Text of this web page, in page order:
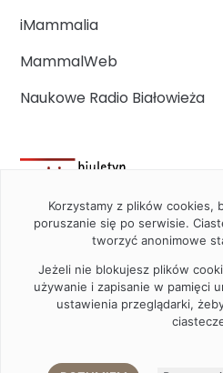
iMammalia
MammalWeb
Naukowe Radio Białowieża
Korzystamy z plików cookies,
poruszanie się po serwisie.
tworzyć anonimowe
Jeżeli nie blokujesz plików
używanie i zapisanie w pamięci
ustawienia przeglądarki,